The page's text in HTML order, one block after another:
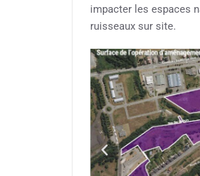
impacter les espaces
ruisseaux sur site.